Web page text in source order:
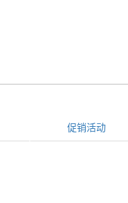
促销活动